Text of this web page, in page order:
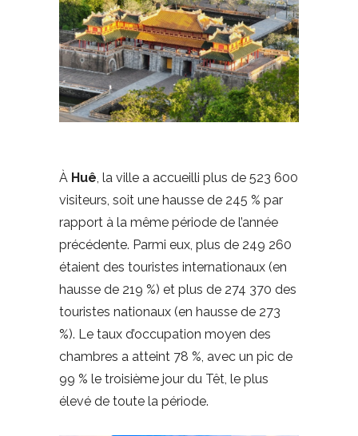
À Huê, la ville a accueilli plus de 523 600
visiteurs, soit une hausse de 245 % par
rapport à la même période de l’année
précédente. Parmi eux, plus de 249 260
étaient des touristes internationaux (en
hausse de 219 %) et plus de 274 370 des
touristes nationaux (en hausse de 273
%). Le taux d’occupation moyen des
chambres a atteint 78 %, avec un pic de
99 % le troisième jour du Têt, le plus
élevé de toute la période.